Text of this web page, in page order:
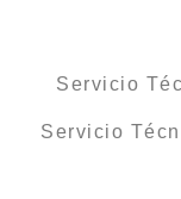
Servicio
Servicio